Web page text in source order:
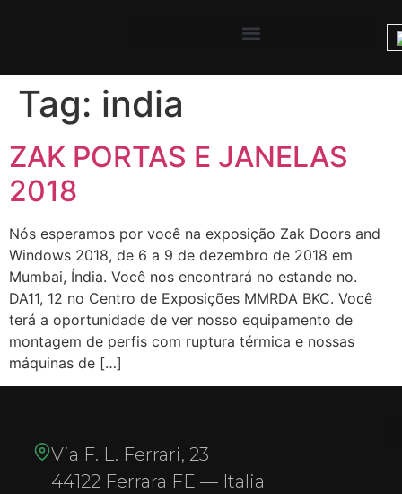
Tag: india
ZAK PORTAS E JANELAS
2018
Nós esperamos por você na exposição Zak Doors and
Windows 2018, de 6 a 9 de dezembro de 2018 em
Mumbai, Índia. Você nos encontrará no estande no.
DA11, 12 no Centro de Exposições MMRDA BKC. Você
terá a oportunidade de ver nosso equipamento de
montagem de perfis com ruptura térmica e nossas
máquinas de […]
Via F. L. Ferrari, 23
44122 Ferrara FE — Italia